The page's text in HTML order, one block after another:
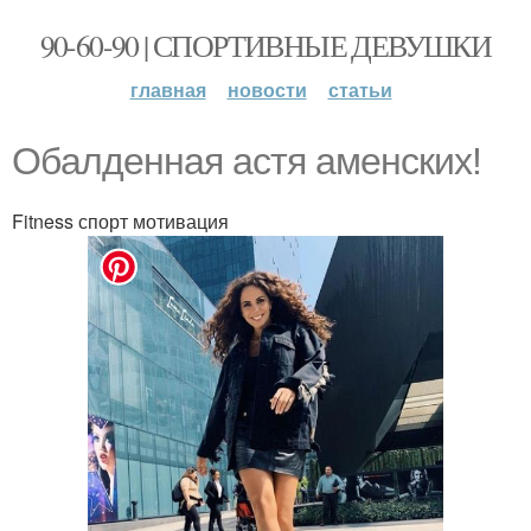
90-60-90 | СПОРТИВНЫЕ ДЕВУШКИ
главная новости статьи
Обaлденнaя астя амeнских!
Fitness спорт мотивация